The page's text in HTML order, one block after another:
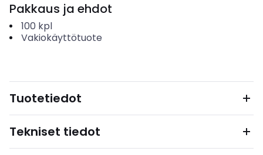
Pakkaus ja ehdot
100 kpl
Vakiokäyttötuote
Tuotetiedot
Tekniset tiedot